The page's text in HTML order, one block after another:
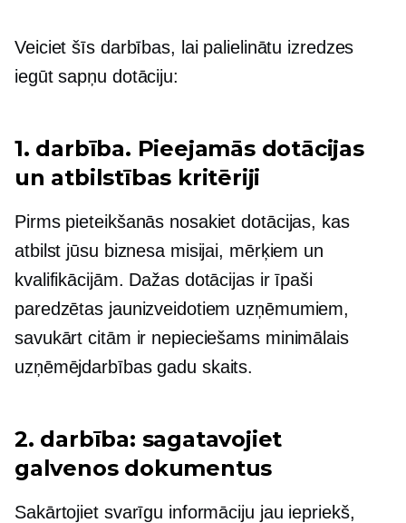
Veiciet šīs darbības, lai palielinātu izredzes
iegūt sapņu dotāciju:
1. darbība. Pieejamās dotācijas
un atbilstības kritēriji
Pirms pieteikšanās nosakiet dotācijas, kas
atbilst jūsu biznesa misijai, mērķiem un
kvalifikācijām. Dažas dotācijas ir īpaši
paredzētas jaunizveidotiem uzņēmumiem,
savukārt citām ir nepieciešams minimālais
uzņēmējdarbības gadu skaits.
2. darbība: sagatavojiet
galvenos dokumentus
Sakārtojiet svarīgu informāciju jau iepriekš,